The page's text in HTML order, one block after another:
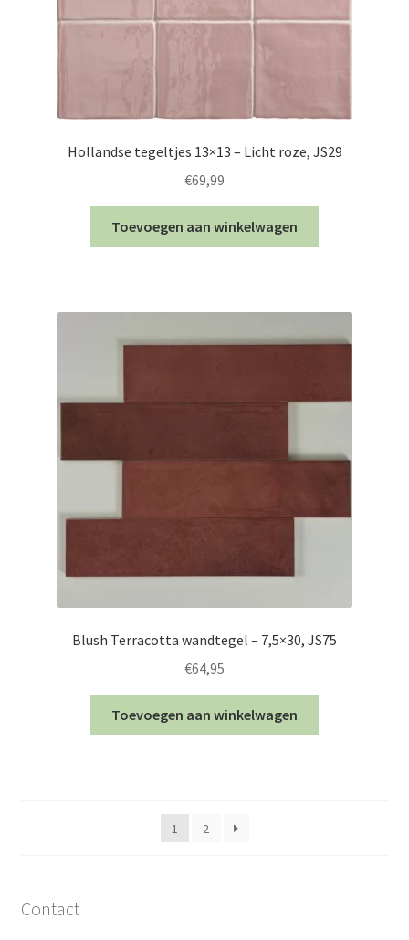
Hollandse tegeltjes 13×13 – Licht roze, JS29
€69,99
Toevoegen aan winkelwagen
Blush Terracotta wandtegel – 7,5×30, JS75
€64,95
Toevoegen aan winkelwagen
1 2
Contact